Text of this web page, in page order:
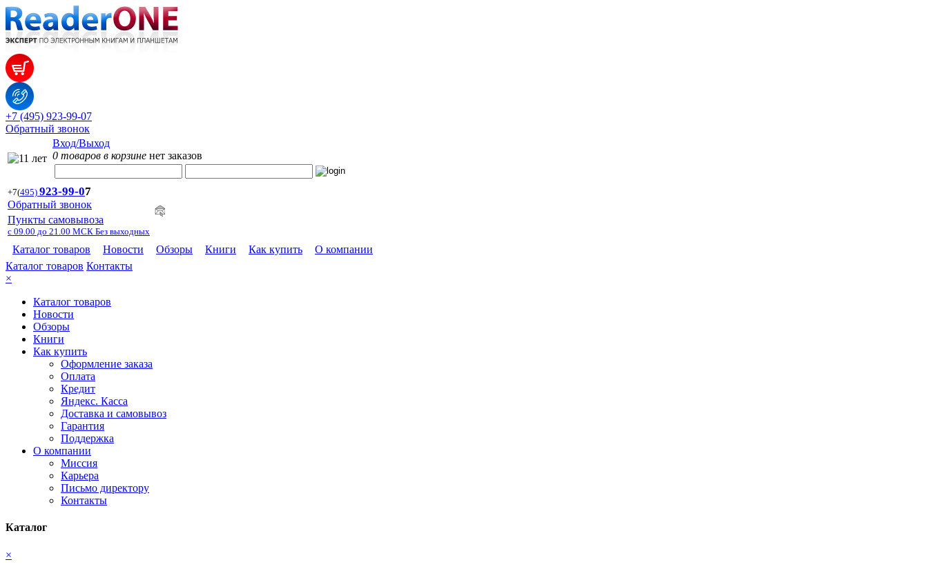
+7 (495) 923-99-07
Обратный звонок
Вход/Выход
0 товаров в корзине нет заказов
+7(495) 923-99-07
Обратный звонок
Пункты самовывоза
с 09.00 до 21.00 МСК Без выходных
Каталог товаров Новости Обзоры Книги Как купить
О компании
Каталог товаров Контакты
×
Каталог товаров
Новости
Обзоры
Книги
Как купить
Оформление заказа
Оплата
Кредит
Яндекс. Касса
Доставка и самовывоз
Гарантия
Поддержка
О компании
Миссия
Карьера
Письмо директору
Контакты
Каталог
×